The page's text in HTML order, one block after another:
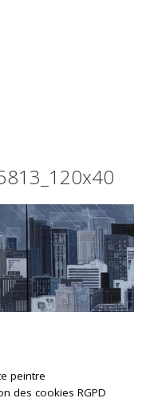
peintre
des cookies RGPD